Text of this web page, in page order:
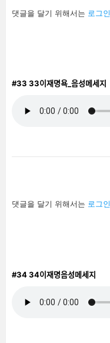
답
글
댓글을 달기 위해서는 로그인
#33 33이재명욕_음성메세지
답
글
댓글을 달기 위해서는 로그인
#3434이재명음성메세지